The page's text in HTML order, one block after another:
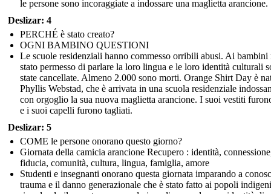
le persone sono incoraggiate a indossare una maglietta arancione.
Deslizar: 4
PERCHÉ è stato creato?
OGNI BAMBINO QUESTIONI
Le scuole residenziali hanno commesso orribili abusi. Ai bambini
stato permesso di parlare la loro lingua e le loro identità culturali
state cancellate. Almeno 2.000 sono morti. Orange Shirt Day è
Phyllis Webstad, che è arrivata in una scuola residenziale
con orgoglio la sua nuova maglietta arancione. I suoi vestiti
e i suoi capelli furono tagliati.
Deslizar: 5
COME le persone onorano questo giorno?
Giornata della camicia arancione Recupero : identità,
fiducia, comunità, cultura, lingua, famiglia, amore
Studenti e insegnanti onorano questa giornata imparando a
trauma e il danno generazionale che è stato fatto ai popoli